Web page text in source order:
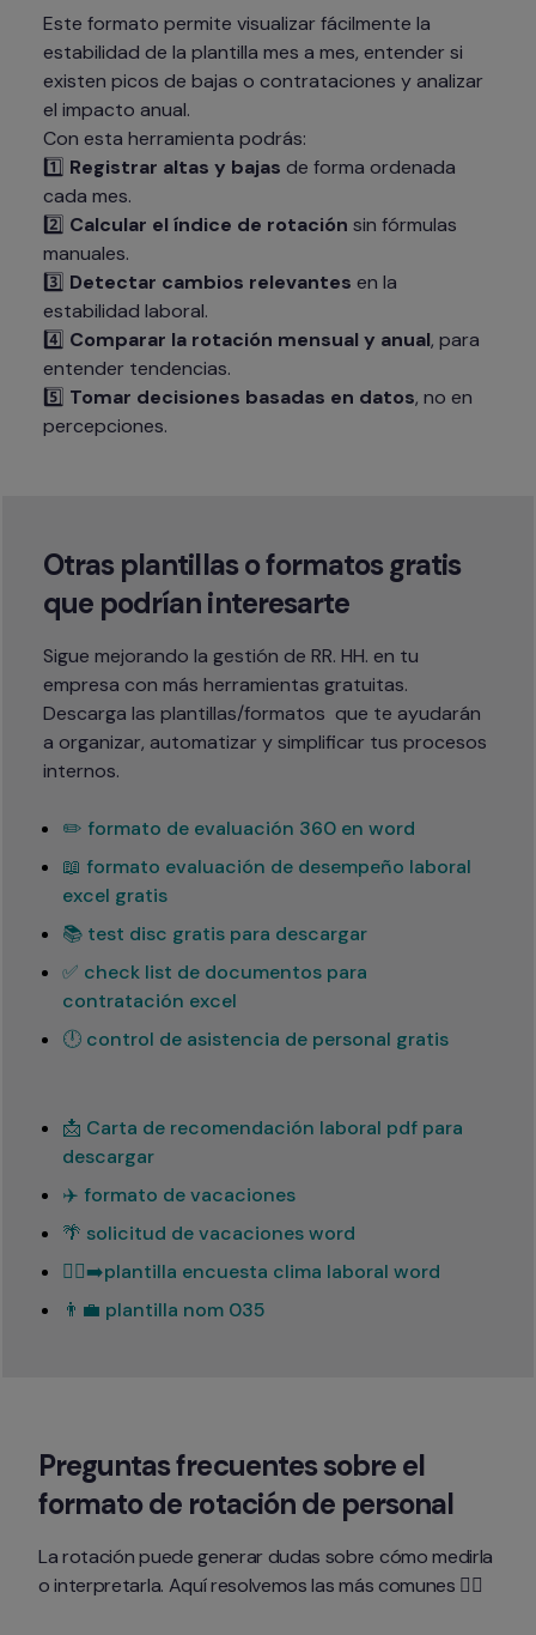
Este formato permite visualizar fácilmente la
estabilidad de la plantilla mes a mes, entender si
existen picos de bajas o contrataciones y analizar
el impacto anual.
Con esta herramienta podrás:
1️⃣ Registrar altas y bajas de forma ordenada
cada mes.
2️⃣ Calcular el índice de rotación sin fórmulas
manuales.
3️⃣ Detectar cambios relevantes en la
estabilidad laboral.
4️⃣ Comparar la rotación mensual y anual, para
entender tendencias.
5️⃣ Tomar decisiones basadas en datos, no en
percepciones.
Otras plantillas o formatos gratis
que podrían interesarte
Sigue mejorando la gestión de RR. HH. en tu
empresa con más herramientas gratuitas.
Descarga las plantillas/formatos  que te ayudarán
a organizar, automatizar y simplificar tus procesos
internos.
✏️ formato de evaluación 360 en word
📖 formato evaluación de desempeño laboral
excel gratis
📚 test disc gratis para descargar
✅ check list de documentos para
contratación excel
🕛 control de asistencia de personal gratis
📩 Carta de recomendación laboral pdf para
descargar
✈️ formato de vacaciones
🌴 solicitud de vacaciones word
🏃‍♂️‍➡️plantilla encuesta clima laboral word
👨‍💼 plantilla nom 035
Preguntas frecuentes sobre el
formato de rotación de personal
La rotación puede generar dudas sobre cómo medirla
o interpretarla. Aquí resolvemos las más comunes 👇🏻